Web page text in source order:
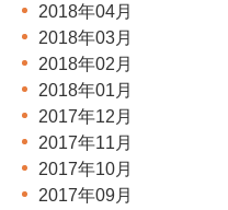
2018年04月
2018年03月
2018年02月
2018年01月
2017年12月
2017年11月
2017年10月
2017年09月